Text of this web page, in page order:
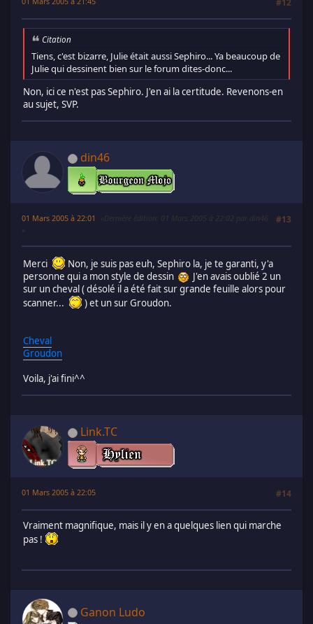
#12
Citation
Tiens, c'est bizarre, Julie était aussi Sephiro... Ya beaucoup de
Julie qui dessinent bien sur le forum dites-donc...
Non, ici ce n'est pas Sephiro. J'en ai la certitude. Revenons-en
au sujet, SVP.
din46
01 Mars 2005 à 22:01 #13
Dernière édition : 01 Mars 2005 à 22:02 par din46
Merci
Non, je suis pas euh, Sephiro la, je te garanti, y'a
personne qui a mon style de dessin
J'en avais oublié 2 un
sur un cheval ( désolé il a été fait sur grande feuille alors pour
scanner...
) et un sur Groudon.
Cheval
Groudon
Voila, j'ai fini^^
Link.TC
01 Mars 2005 à 22:05 #14
Vraiment magnifique, mais il y en a quelques lien qui marche
pas !
Ganon Ludo